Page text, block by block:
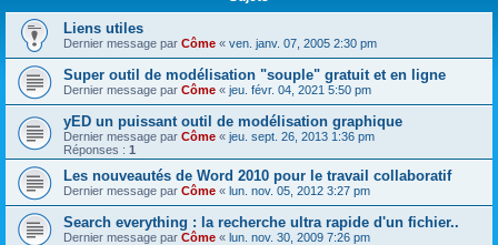
r
Liens utiles
Dernier message par Côme « ven. janv. 07, 2005 2:30 pm
Super outil de modélisation "souple" gratuit et en ligne
Dernier message par Côme « jeu. févr. 04, 2021 5:50 pm
yED un puissant outil de modélisation graphique
Dernier message par Côme « jeu. sept. 26, 2013 1:36 pm
Réponses : 1
Les nouveautés de Word 2010 pour le travail collaboratif
Dernier message par Côme « lun. nov. 05, 2012 3:27 pm
Search everything : la recherche ultra rapide d'un fichier..
Dernier message par Côme « lun. nov. 30, 2009 7:26 pm